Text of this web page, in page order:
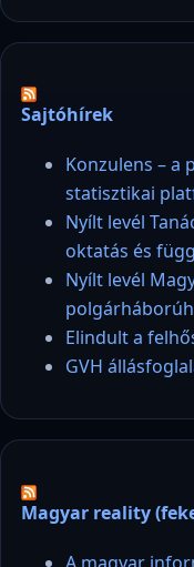
Sajtóhírek
Konzulens – a
statisztikai
Nyílt levél
oktatás és
Nyílt levél
Elindult a
GVH
Magyar reality